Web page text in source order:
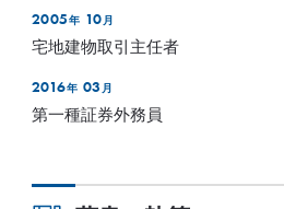
2005 年 10 月
宅地建物取引主任者
2016年 03 月
第一種証券外務員